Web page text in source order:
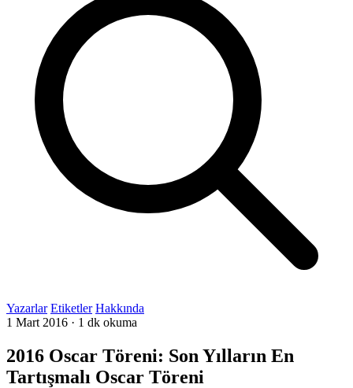
Yazarlar Etiketler Hakkında
1 Mart 2016 · 1 dk okuma
2016 Oscar Töreni: Son Yılların En
Tartışmalı Oscar Töreni